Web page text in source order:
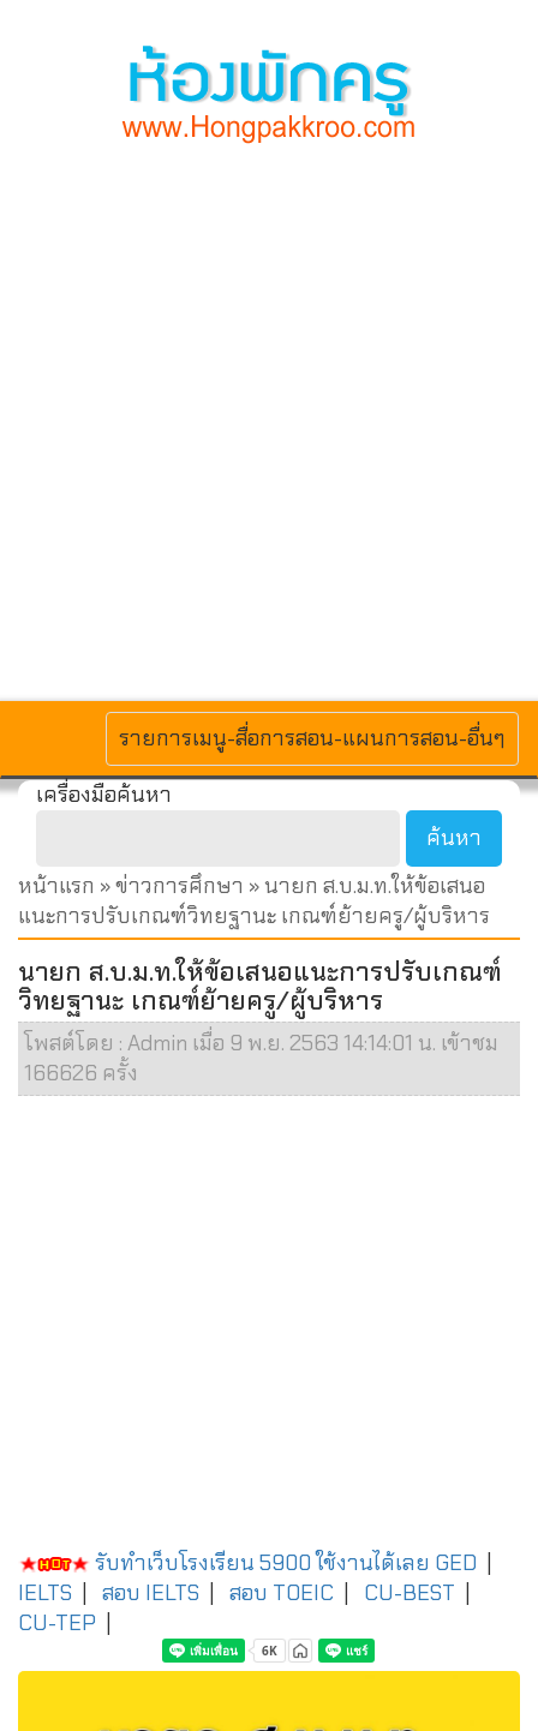
MENU
รายการเมนู-สื่อการสอน-แผนการสอน-อื่นๆ
เครื่องมือค้นหา
หน้าแรก »ข่าวการศึกษา » นายก ส.บ.ม.ท.ให้ข้อเสนอ
แนะการปรับเกณฑ์วิทยฐานะ เกณฑ์ย้ายครู/ผู้บริหาร
นายก ส.บ.ม.ท.ให้ข้อเสนอแนะการปรับเกณฑ์
วิทยฐานะ เกณฑ์ย้ายครู/ผู้บริหาร
โพสต์โดย : Admin เมื่อ 9 พ.ย. 2563 14:14:01 น. เข้าชม
166626 ครั้ง
รับทำเว็บโรงเรียน 5900 ใช้งานได้เลย GED
IELTS
สอบ IELTS สอบ TOEIC CU-BEST
CU-TEP